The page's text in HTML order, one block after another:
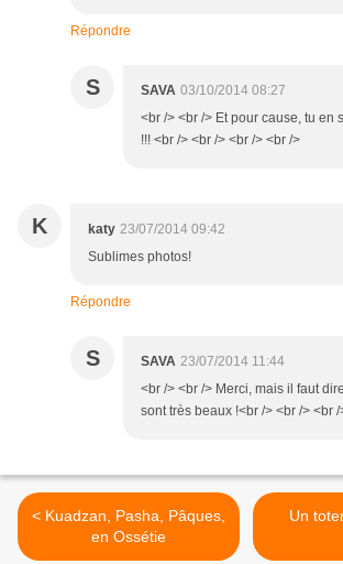
Répondre
S SAVA 03/10/2014 08:27
<br /> <br /> Et pour cause, tu en
!!! <br /> <br /> <br /> <br />
K katy 23/07/2014 09:42
Sublimes photos!
Répondre
S SAVA 23/07/2014 11:44
<br /> <br /> Merci, mais il faut
sont très beaux !<br /> <br /> <br /
< Kuadzan, Pasha, Pâques,
en Ossétie